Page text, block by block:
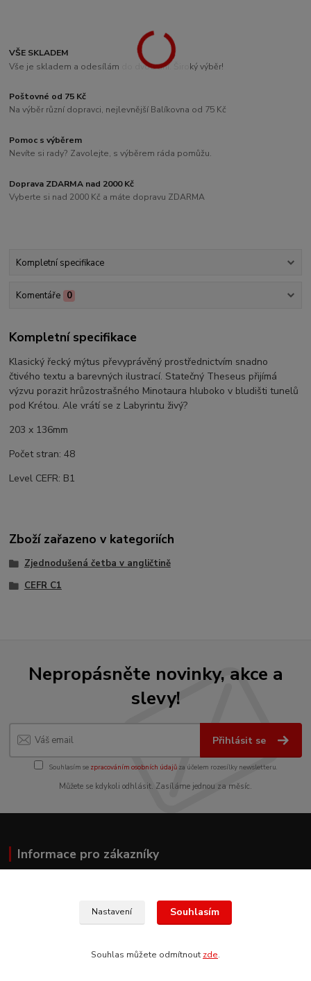
VŠE SKLADEM
Vše je skladem a odesílám do dvou dní. Široký výběr!
Poštovné od 75 Kč
Na výběr různí dopravci, nejlevnější Balíkovna od 75 Kč
Pomoc s výběrem
Nevíte si rady? Zavolejte, s výběrem ráda pomůžu.
Doprava ZDARMA nad 2000 Kč
Vyberte si nad 2000 Kč a máte dopravu ZDARMA
Kompletní specifikace
Komentáře 0
Kompletní specifikace
Klasický řecký mýtus převyprávěný prostřednictvím snadno
čtivého textu a barevných ilustrací. Statečný Theseus přijímá
výzvu porazit hrůzostrašného Minotaura hluboko v bludišti tunelů
pod Krétou. Ale vrátí se z Labyrintu živý?
203 x 136mm
Počet stran: 48
Level CEFR: B1
Zboží zařazeno v kategoriích
Zjednodušená četba v angličtině
CEFR C1
Nepropásněte novinky, akce a
slevy!
Přihlásit se
Souhlasím se zpracováním osobních údajůza účelem rozesílky newsletteru.
Můžete se kdykoli odhlásit. Zasíláme jednou za měsíc.
Informace pro zákazníky
Obchodní podmínky
Fotogalerie
Nastavení Souhlasím
Souhlas můžete odmítnout zde.